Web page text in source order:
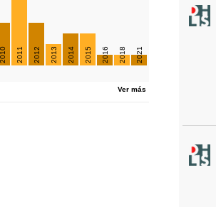
2010 2011 2012 2013 2014 2015 2016 2018 2021
Ver más